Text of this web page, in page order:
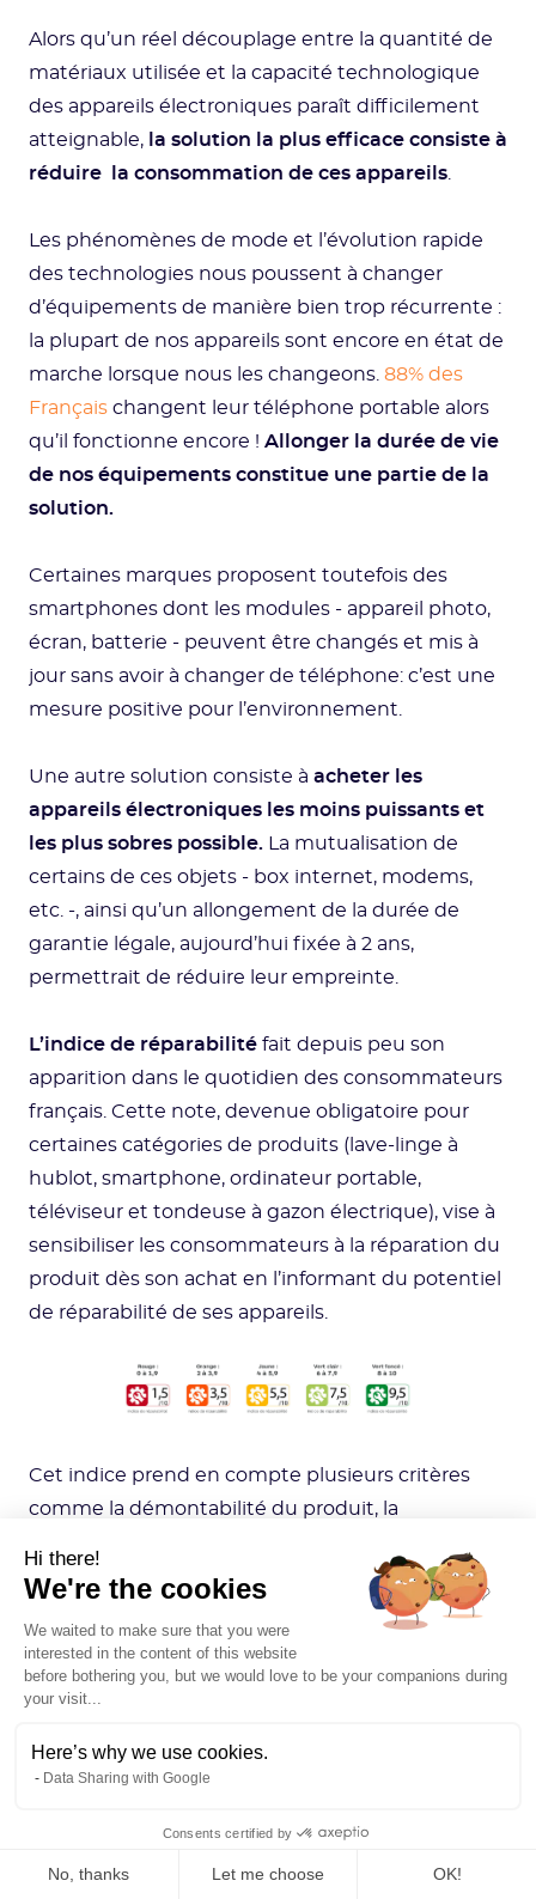
Alors qu’un réel découplage entre la quantité de
matériaux utilisée et la capacité technologique
des appareils électroniques paraît difficilement
atteignable, la solution la plus efficace consiste à
réduire la consommation de ces appareils
Les phénomènes de mode et l’évolution rapide
des technologies nous poussent à changer
d’équipements de manière bien trop récurrente :
la plupart de nos appareils sont encore en état de
marche lorsque nous les changeons. 88% des
Français changent leur téléphone portable alors
qu’il fonctionne encore ! Allonger la durée de vie
de nos équipements constitue une partie de la
solution.
Certaines marques proposent toutefois des
smartphones dont les modules - appareil photo,
écran, batterie - peuvent être changés et mis à
jour sans avoir à changer de téléphone: c’est une
mesure positive pour l’environnement.
Une autre solution consiste à acheter les
appareils électroniques les moins puissants et
les plus sobres possible. La mutualisation de
certains de ces objets - box internet, modems,
etc. -, ainsi qu’un allongement de la durée de
garantie légale, aujourd’hui fixée à 2 ans,
permettrait de réduire leur empreinte.
L’indice de réparabilité fait depuis peu son
apparition dans le quotidien des consommateurs
français. Cette note, devenue obligatoire pour
certaines catégories de produits (lave-linge à
hublot, smartphone, ordinateur portable,
téléviseur et tondeuse à gazon électrique), vise à
sensibiliser les consommateurs à la réparation du
produit dès son achat en l’informant du potentiel
de réparabilité de ses appareils.
Cet indice prend en compte plusieurs critères
comme la démontabilité du produit, la
d’entretien ou encore la disponibilité et les prix
des pièces détachées. Un excellent moyen de
prolonger la vie des objets du quotidien et
d’éviter l’achat de produits neufs !
3.2 Ne pas oublier les réseaux
et data centers !
Au vu des évolutions des dernières décennies,
Hi there!
We're the cookies
We waited to make sure that you were
interested in the content of this website
before bothering you, but we would love to be your companions during
your visit...
Here’s why we use cookies.
Data Sharing with Google
Consents certified by
No, thanks Let me choose OK!